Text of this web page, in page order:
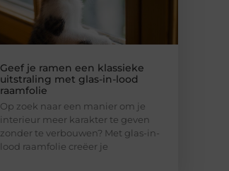
Geef je ramen een klassieke
uitstraling met glas-in-lood
raamfolie
Op zoek naar een manier om je
interieur meer karakter te geven
zonder te verbouwen? Met glas-in-
lood raamfolie creëer je